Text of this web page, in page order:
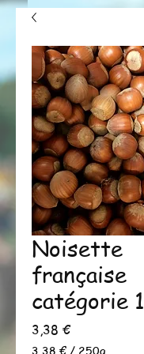
Noisette
française
catégorie 1
3,38 €Prix
3,38 € / 250g